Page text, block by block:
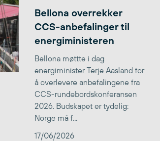
Bellona overrekker
CCS-anbefalinger til
energiministeren
Bellona møttte i dag
energiminister Terje Aasland for
å overlevere anbefalingene fra
CCS-rundebordskonferansen
2026. Budskapet er tydelig:
Norge må f...
17/06/2026